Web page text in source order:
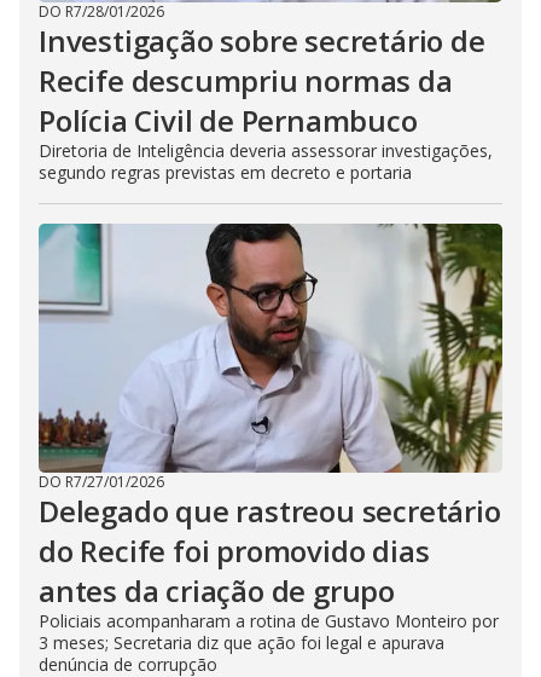
DO R7/28/01/2026
Investigação sobre secretário de
Recife descumpriu normas da
Polícia Civil de Pernambuco
Diretoria de Inteligência deveria assessorar investigações,
segundo regras previstas em decreto e portaria
DO R7/27/01/2026
Delegado que rastreou secretário
do Recife foi promovido dias
antes da criação de grupo
Policiais acompanharam a rotina de Gustavo Monteiro por
3 meses; Secretaria diz que ação foi legal e apurava
denúncia de corrupção